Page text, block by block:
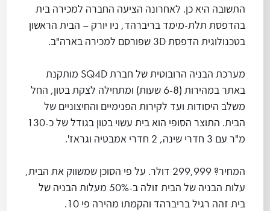
התשובה היא כן. לאחרונה הציעה החברה למכירה בית
בהדפסת תלת-מימד בריברהד, ניו יורק – הבית הראשון
בטכנולוגית הדפסת 3D שפורסם למכירה בארה"ב.
מערכת הבניה הרובוטית של חברת SQ4D מותקנת
באתר במהירות (6-8 שעות) ומתחילה לצקת בטון, החל
משלב היסודות ועד לקירות הפנימיים והחיצוניים של
הבית. התוצר הסופי הוא בית עשוי בטון בגודל של כ-130
מ"ר עם 3 חדרי שינה, 2 חדרי אמבטיה וגראז'.
המחיר? 299,999 דולר. על פי הסוכן שמשווק את הבית,
עלות הבניה של הבית זולה ב-50% מעלות הבניה של
בית זהה רגיל בריברהד והקמתו מהירה פי 10.